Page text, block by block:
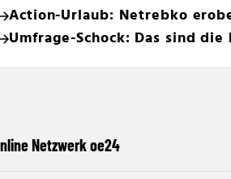
Action-Urlaub: Netrebko
Umfrage-Schock: Das sind
Netzwerk oe24